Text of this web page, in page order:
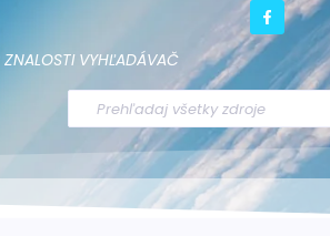
ZNALOSTI VYHĽADÁVAČ